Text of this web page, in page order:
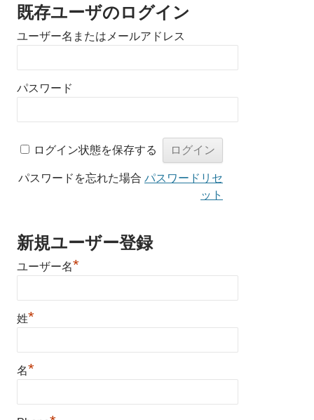
既存ユーザのログイン
ユーザー名またはメールアドレス
パスワード
ログイン状態を保存する
パスワードを忘れた場合 パスワードリセ
ット
新規ユーザー登録
ユーザー名*
姓*
名*